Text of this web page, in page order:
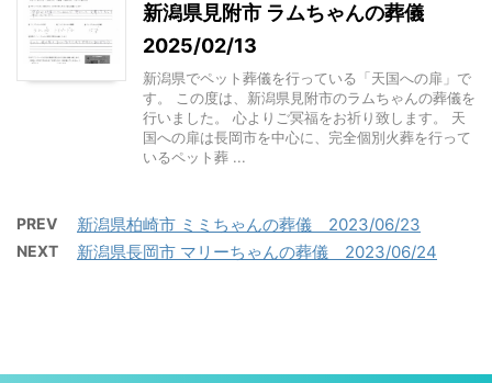
新潟県見附市 ラムちゃんの葬儀
2025/02/13
新潟県でペット葬儀を行っている「天国への扉」で
す。 この度は、新潟県見附市のラムちゃんの葬儀を
行いました。 心よりご冥福をお祈り致します。 天
国への扉は長岡市を中心に、完全個別火葬を行って
いるペット葬 ...
PREV 新潟県柏崎市 ミミちゃんの葬儀 2023/06/23
NEXT 新潟県長岡市 マリーちゃんの葬儀 2023/06/24